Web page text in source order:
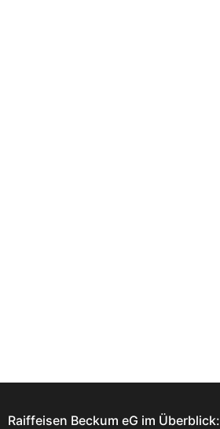
Raiffeisen Beckum eG im Überblick: